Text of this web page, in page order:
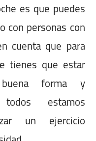
es que puedes
con personas con
cuenta que para
tienes que estar
forma y
estamos
un ejercicio